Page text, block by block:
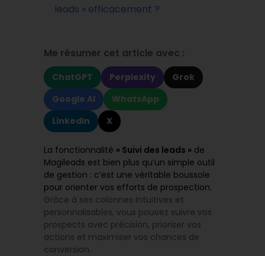
leads » efficacement ?
Me résumer cet article avec :
ChatGPT Perplexity
Grok
Google AI
WhatsApp
LinkedIn
X
La fonctionnalité « Suivi des leads » de
Magileads est bien plus qu’un simple outil
de gestion : c’est une véritable boussole
pour orienter vos efforts de prospection.
Grâce à ses colonnes intuitives et
personnalisables, vous pouvez suivre vos
prospects avec précision, prioriser vos
actions et maximiser vos chances de
conversion.